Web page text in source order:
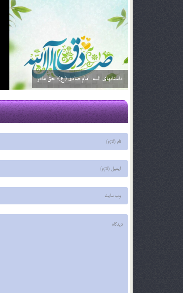
داستانهای ائمه: امام صادق (ع): خیارفروش
29 اسفند 03